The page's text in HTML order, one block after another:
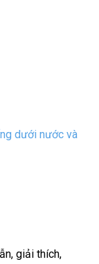
dưới nước và
giải thích,